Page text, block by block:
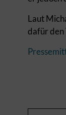
Laut
dafür den